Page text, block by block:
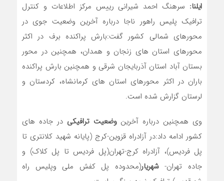
ایلنا: سرهنگ احمد شیرانی رییس مرکز اطلاعات و کنترل
ترافیک پلیس راهور ناجا درباره آخرین وضعیت جوی در
محورهای شمالی کشور گفت:بارش پراکنده برف در اکثر
محورهای استان های زنجان و همدان، همچنین در محور
بستان آباد استان آذربایجان شرقی و همچنین بارش پراکنده
باران در اکثر محورهای استان های کرمانشاه، کردستان و
لرستان گزارش شده است.
وی همچنین درباره آخرینوضعیت ترافیکی در جاده های
کشور ادامه داد:در آزادراه قزوین-کرج (پایانه شهید کلانتری تا
پل فردیس)، آزادراه کرج-تهران(پل فردیس تا پل کلاک) و
جاده تهران-شهریار(محدوده پل کفش ملی وپلیس راه